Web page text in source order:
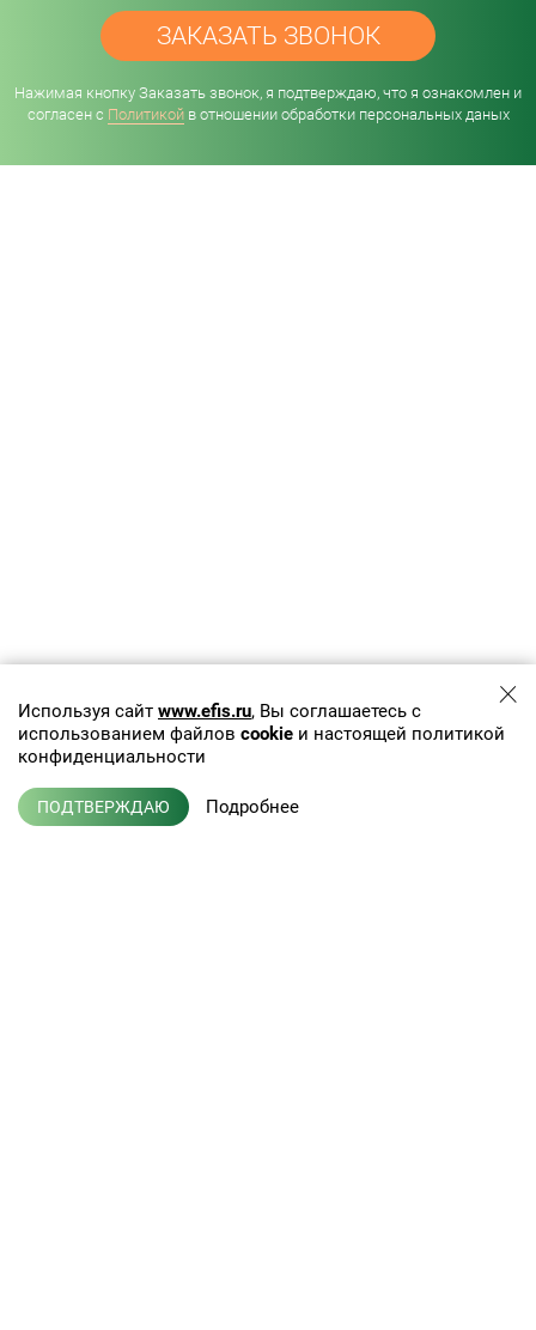
Нажимая кнопку Заказать звонок, я подтверждаю, что я ознакомлен и
согласен с Политикойв отношении обработки персональных даных
Используя сайт www.efis.ru, Вы соглашаетесь с
использованием файлов cookie и настоящей политикой
конфиденциальности
ПОДТВЕРЖДАЮ Подробнее